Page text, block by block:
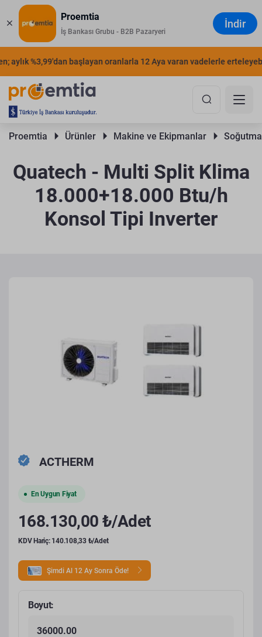
Proemtia
İş Bankası Grubu - B2B Pazaryeri
İndir
aylık %3,99'dan başlayan oranlarla 12 Aya varan vadelerle
Proemtia Ürünler Makine ve Ekipmanlar
Quatech - Multi Split Klima
18.000+18.000 Btu/h
Konsol Tipi Inverter
ACTHERM
En Uygun Fiyat
168.130,00 ₺/Adet
KDV Hariç: 140.108,33 ₺/Adet
Şimdi Al 12 Ay Sonra Öde!
Boyut:
36000.00